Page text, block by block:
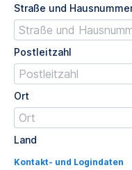
Straße und
Postleitzahl
Ort
Land
Kontakt- und Logindaten